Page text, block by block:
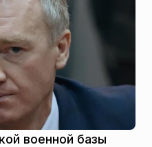
военной базы